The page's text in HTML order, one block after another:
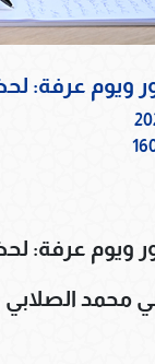
ويوم عرفة:
ويوم عرفة:
محمد الصلابي